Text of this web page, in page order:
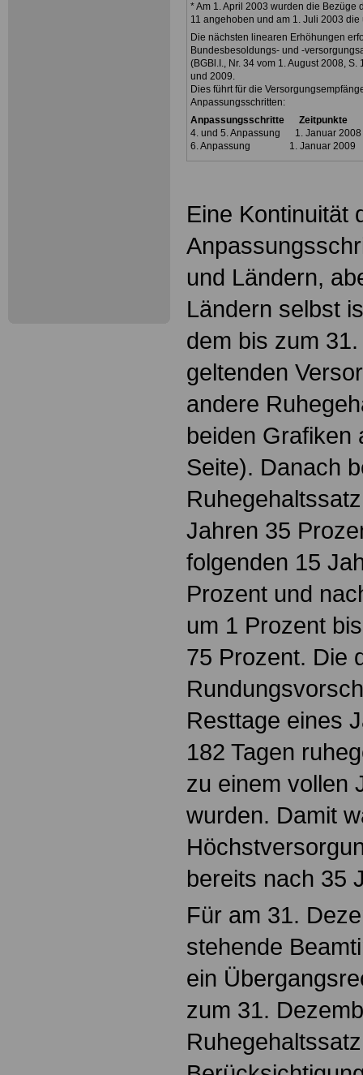
* Am 1. April 2003 wurden die Bezüge
11 angehoben und am 1. Juli 2003 die
Die nächsten linearen Erhöhungen
Bundesbesoldungs- und -
(BGBl.I., Nr. 34 vom 1. August 2008,
und 2009.
Dies führt für die
Anpassungsschritten:
Anpassungsschritte
4. und 5. Anpassung 1. Januar
6. Anpassung 1. Januar
Eine Kontinuität
und Ländern,
Ländern selbst
dem bis zum
geltenden
andere
beiden Grafiken
Seite). Danach
Jahren 35
folgenden 15
Prozent und
um 1 Prozent
75 Prozent. Die
Resttage eines
182 Tagen
zu einem vollen
wurden. Damit
bereits nach 35
Für am 31.
stehende
ein
zum 31.